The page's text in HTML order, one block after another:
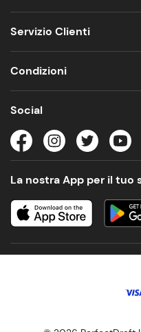
Servizio Clienti
Condizioni
Social
La nostra App per il tuo